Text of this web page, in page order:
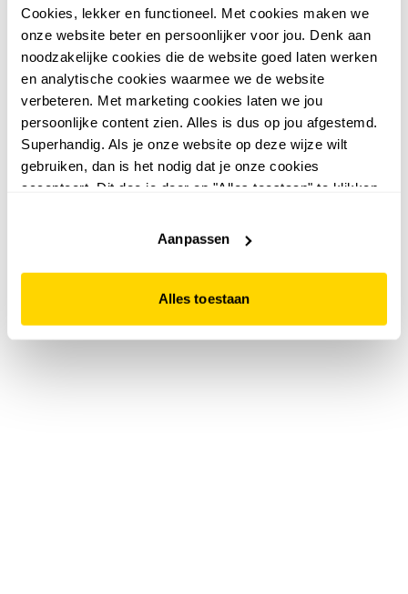
Cookies, lekker en functioneel. Met cookies maken we
onze website beter en persoonlijker voor jou. Denk aan
noodzakelijke cookies die de website goed laten werken
en analytische cookies waarmee we de website
verbeteren. Met marketing cookies laten we jou
persoonlijke content zien. Alles is dus op jou afgestemd.
Superhandig. Als je onze website op deze wijze wilt
gebruiken, dan is het nodig dat je onze cookies
accepteert. Dit doe je door op "Alles toestaan" te klikken.
website niet optimaal functioneert.
Aanpassen
Alles toestaan